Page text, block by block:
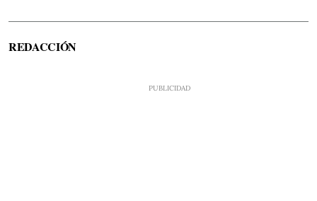
REDACCIÓN